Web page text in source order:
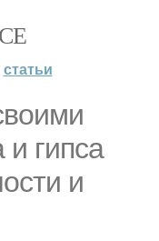
статьи
гипса
и